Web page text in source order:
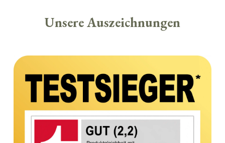
Unsere Auszeichnungen
Bildergalerie überspringen